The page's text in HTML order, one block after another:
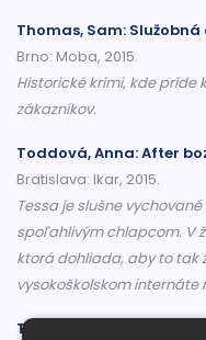
Thomas, Sam:
Brno: Moba, 2015.
Historické krimi, kde
zákazníkov.
Toddová, Anna: After
Bratislava: Ikar, 2015.
Tessa je slušne
spoľahlivým chlapcom. V
ktorá dohliada, aby to tak
vysokoškolskom internáte
Tomášková, Petra: